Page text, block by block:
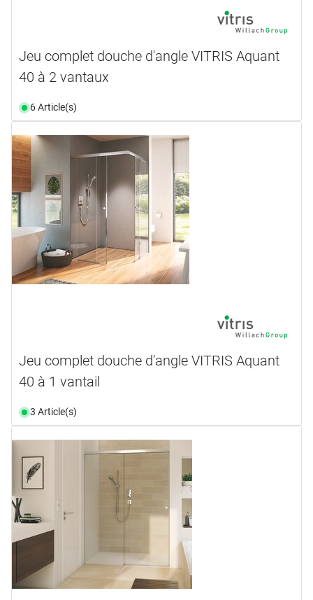
Jeu complet douche d'angle VITRIS Aquant
40 à 2 vantaux
6 Article(s)
Jeu complet douche d'angle VITRIS Aquant
40 à 1 vantail
3 Article(s)